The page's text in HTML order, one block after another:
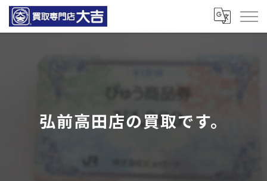
弘前高田店の買取です。